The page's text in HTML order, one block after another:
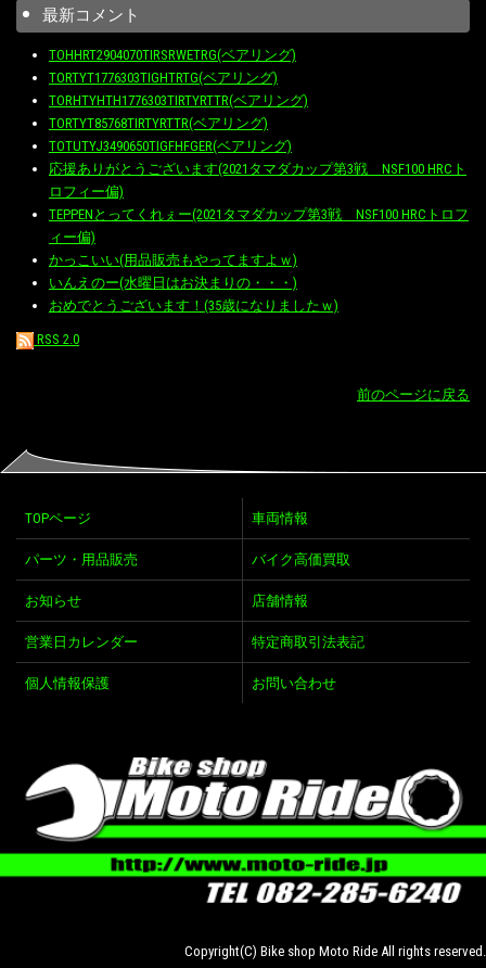
最新コメント
TOHHRT2904070TIRSRWETRG(ベアリング)
TORTYT1776303TIGHTRTG(ベアリング)
TORHTYHTH1776303TIRTYRTTR(ベアリング)
TORTYT85768TIRTYRTTR(ベアリング)
TOTUTYJ3490650TIGFHFGER(ベアリング)
応援ありがとうございます(2021タマダカップ第3戦 NSF100 HRCト
ロフィー偏)
TEPPENとってくれぇー(2021タマダカップ第3戦 NSF100 HRCトロフ
ィー偏)
かっこいい(用品販売もやってますよｗ)
いんえのー(水曜日はお決まりの・・・)
おめでとうございます！(35歳になりましたｗ)
RSS 2.0
前のページに戻る
TOPページ 車両情報
パーツ・用品販売 バイク高価買取
お知らせ 店舗情報
営業日カレンダー 特定商取引法表記
個人情報保護 お問い合わせ
Copyright(C) Bike shop Moto Ride All rights reserved.